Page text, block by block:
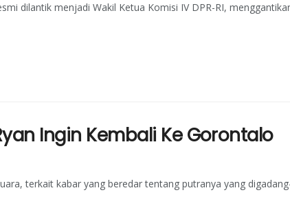
dilantik menjadi Wakil Ketua Komisi IV DPR-RI,
Ingin Kembali Ke Gorontalo
terkait kabar yang beredar tentang putranya yang